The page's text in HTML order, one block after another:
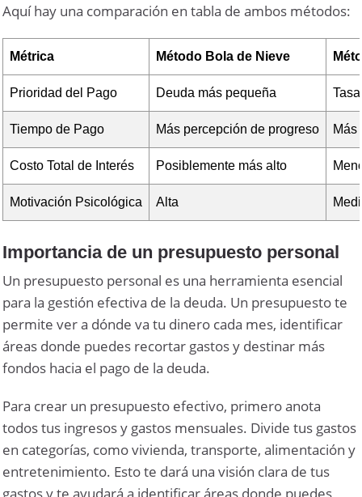
Aquí hay una comparación en tabla de ambos métodos:
Métrica Método Bola de Nieve
Prioridad del Pago Deuda más pequeña
Tiempo de Pago Más percepción de progreso Más
Costo Total de Interés Posiblemente más alto
Motivación Psicológica Alta
Importancia de un presupuesto personal
Un presupuesto personal es una herramienta esencial
para la gestión efectiva de la deuda. Un presupuesto te
permite ver a dónde va tu dinero cada mes, identificar
áreas donde puedes recortar gastos y destinar más
fondos hacia el pago de la deuda.
Para crear un presupuesto efectivo, primero anota
todos tus ingresos y gastos mensuales. Divide tus gastos
en categorías, como vivienda, transporte, alimentación y
entretenimiento. Esto te dará una visión clara de tus
gastos y te ayudará a identificar áreas donde puedes